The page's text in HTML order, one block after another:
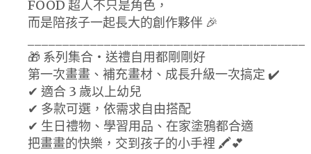
FOOD 超人不只是角色，
而是陪孩子一起長大的創作夥伴 🎉
🎁 系列集合・送禮自用都剛剛好
第一次畫畫、補充畫材、成長升級一次搞定 ✔️
✔ 適合 3 歲以上幼兒
✔ 多款可選，依需求自由搭配
✔ 生日禮物、學習用品、在家塗鴉都合適
把畫畫的快樂，交到孩子的小手裡 🖍️💕